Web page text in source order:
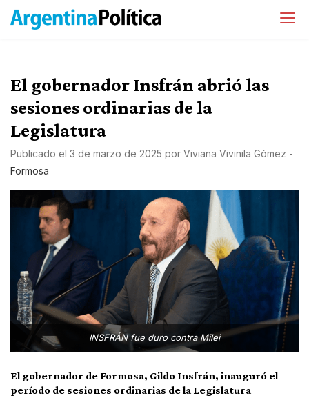
El gobernador Insfrán abrió las
sesiones ordinarias de la
Legislatura
Publicado el 3 de marzo de 2025 por Viviana Vivinila Gómez -
Formosa
INSFRÁN fue duro contra Milei
El gobernador de Formosa, Gildo Insfrán, inauguró el
período de sesiones ordinarias de la Legislatura